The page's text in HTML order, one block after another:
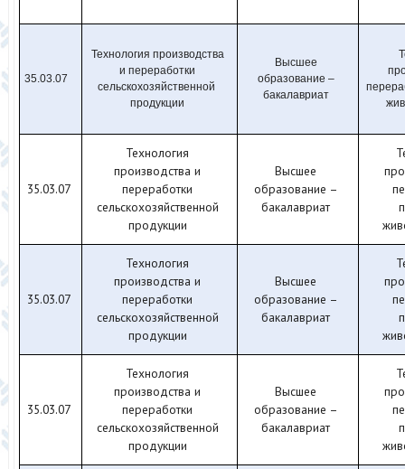
35.03.07
Технология производства
и переработки
сельскохозяйственной
продукции
Высшее
образование –
бакалавриат
35.03.07
Технология
производства и
переработки
сельскохозяйственной
продукции
Высшее
образование –
бакалавриат
35.03.07
Технология
производства и
переработки
сельскохозяйственной
продукции
Высшее
образование –
бакалавриат
35.03.07
Технология
производства и
переработки
сельскохозяйственной
продукции
Высшее
образование –
бакалавриат